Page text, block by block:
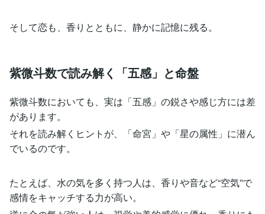
そして恋も、香りとともに、静かに記憶に残る。
紫微斗数で読み解く「五感」と命盤
紫微斗数においても、実は「五感」の鋭さや感じ方には差
があります。
それを読み解くヒントが、「命宮」や「星の属性」に潜ん
でいるのです。
たとえば、水の気を多く持つ人は、香りや音など“空気”で
感情をキャッチする力が高い。